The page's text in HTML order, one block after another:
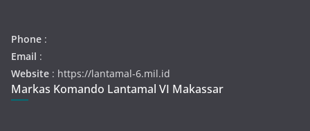
Phone :
Email :
Website : https://lantamal-6.mil.id
Markas Komando Lantamal VI Makassar